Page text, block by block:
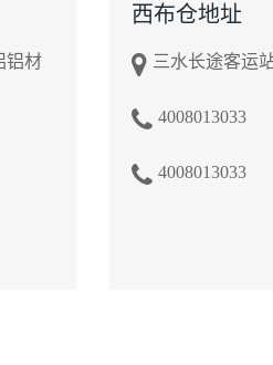
铝材
西布仓地址
三水长途客运
4008013033
4008013033